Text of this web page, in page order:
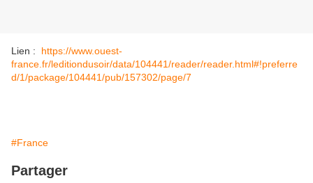
Lien : https://www.ouest-
france.fr/leditiondusoir/data/104441/reader/reader.html#!preferre
d/1/package/104441/pub/157302/page/7
#France
Partager